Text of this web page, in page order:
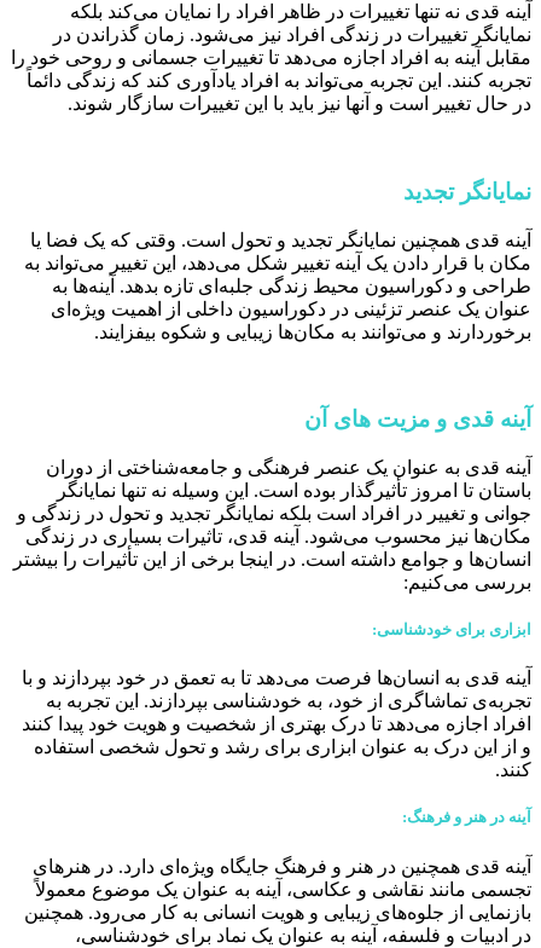
آینه قدی نه تنها تغییرات در ظاهر افراد را نمایان می‌کند بلکه
نمایانگر تغییرات در زندگی افراد نیز می‌شود. زمان گذراندن در
مقابل آینه به افراد اجازه می‌دهد تا تغییرات جسمانی و روحی خود را
تجربه کنند. این تجربه می‌تواند به افراد یادآوری کند که زندگی دائماً
در حال تغییر است و آنها نیز باید با این تغییرات سازگار شوند.
نمایانگر تجدید
آینه قدی همچنین نمایانگر تجدید و تحول است. وقتی که یک فضا یا
مکان با قرار دادن یک آینه تغییر شکل می‌دهد، این تغییر می‌تواند به
طراحی و دکوراسیون محیط زندگی جلبه‌ای تازه بدهد. آینه‌ها به
عنوان یک عنصر تزئینی در دکوراسیون داخلی از اهمیت ویژه‌ای
برخوردارند و می‌توانند به مکان‌ها زیبایی و شکوه بیفزایند.
آینه قدی و مزیت های آن
آینه قدی به عنوان یک عنصر فرهنگی و جامعه‌شناختی از دوران
باستان تا امروز تأثیرگذار بوده است. این وسیله نه تنها نمایانگر
جوانی و تغییر در افراد است بلکه نمایانگر تجدید و تحول در زندگی و
مکان‌ها نیز محسوب می‌شود. آینه قدی، تاثیرات بسیاری در زندگی
انسان‌ها و جوامع داشته است. در اینجا برخی از این تأثیرات را بیشتر
بررسی می‌کنیم:
ابزاری برای خودشناسی:
آینه قدی به انسان‌ها فرصت می‌دهد تا به تعمق در خود بپردازند و با
تجربه‌ی تماشاگری از خود، به خودشناسی بپردازند. این تجربه به
افراد اجازه می‌دهد تا درک بهتری از شخصیت و هویت خود پیدا کنند
و از این درک به عنوان ابزاری برای رشد و تحول شخصی استفاده
کنند.
آینه در هنر و فرهنگ:
آینه قدی همچنین در هنر و فرهنگ جایگاه ویژه‌ای دارد. در هنرهای
تجسمی مانند نقاشی و عکاسی، آینه به عنوان یک موضوع معمولاً
بازنمایی از جلوه‌های زیبایی و هویت انسانی به کار می‌رود. همچنین
در ادبیات و فلسفه، آینه به عنوان یک نماد برای خودشناسی،